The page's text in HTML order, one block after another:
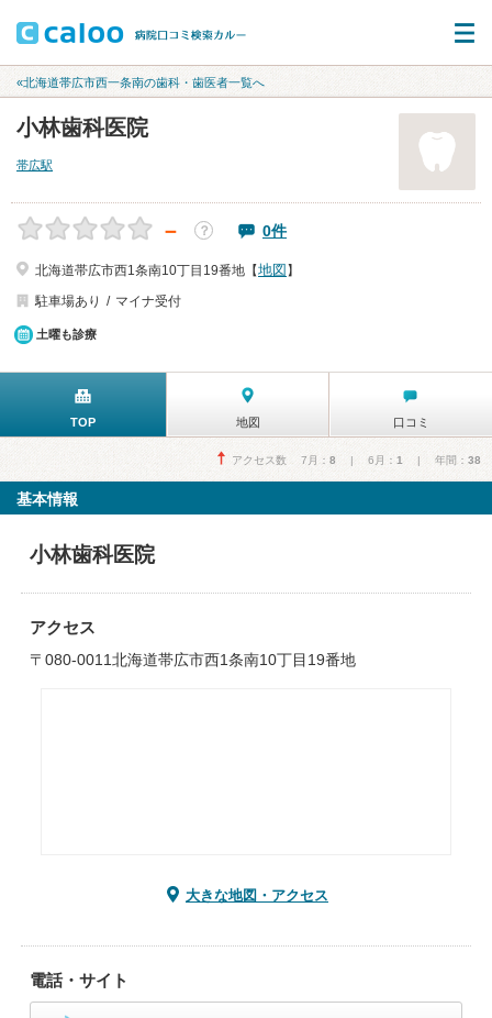
«北海道帯広市西一条南の歯科・歯医者一覧へ
小林歯科医院
帯広駅
－ ？ 0件
北海道帯広市西1条南10丁目19番地【地図 】
駐車場あり
マイナ受付
土曜も診療
TOP 地図 口コミ
アクセス数 7月： 8 | 6月： 1 | 年間： 38
基本情報
小林歯科医院
アクセス
〒080-0011北海道帯広市西1条南10丁目19番地
大きな地図・アクセス
電話・サイト